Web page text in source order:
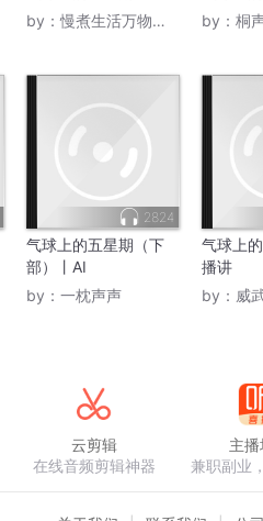
by：慢煮生活万物有光
by： 桐
2824
气球上的五星期（下
部）丨AI
by： 一枕声声
气球上
播讲
by： 威
云剪辑
在线音频剪辑神器
主播
兼职副业